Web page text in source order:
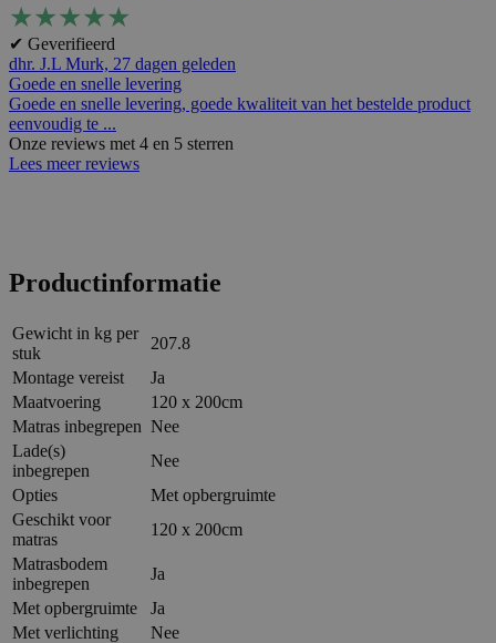
★★★★★
✔ Geverifieerd
dhr. J.L Murk, 27 dagen geleden
Goede en snelle levering
Goede en snelle levering, goede kwaliteit van het bestelde product
eenvoudig te ...
Onze reviews met 4 en 5 sterren
Lees meer reviews
Productinformatie
Gewicht in kg per
stuk
207.8
Montage vereist
Ja
Maatvoering
120 x 200cm
Matras inbegrepen Nee
Lade(s)
inbegrepen
Nee
Opties
Met opbergruimte
Geschikt voor
matras
120 x 200cm
Matrasbodem
inbegrepen
Ja
Met opbergruimte
Ja
Met verlichting
Nee